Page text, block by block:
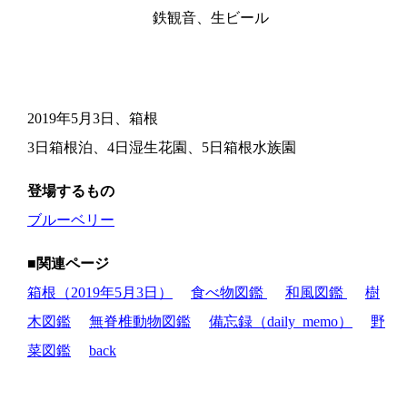
鉄観音、生ビール
2019年5月3日、箱根
3日箱根泊、4日湿生花園、5日箱根水族園
登場するもの
ブルーベリー
■関連ページ
箱根（2019年5月3日）
食べ物図鑑 和風図鑑
樹
木図鑑
無脊椎動物図鑑 備忘録（daily_memo）
野
菜図鑑
back